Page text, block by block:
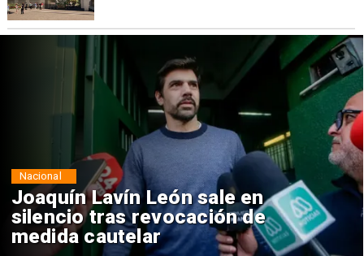
Chile y Venezuela formalizan
reinicio de relaciones
consulares
Nacional